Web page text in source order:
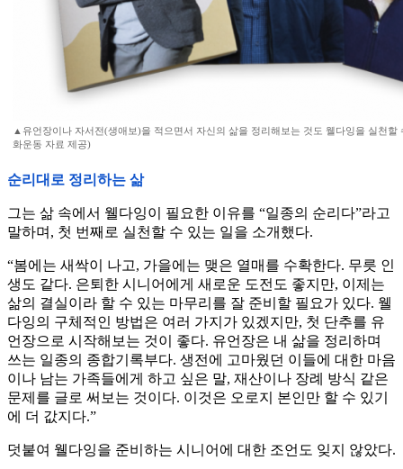
▲유언장이나 자서전(생애보)을 적으면서 자신의 삶을 정리해보는 것도 웰다잉을 실천할
화운동 자료 제공)
순리대로 정리하는 삶
그는 삶 속에서 웰다잉이 필요한 이유를 “일종의 순리다”라고
말하며, 첫 번째로 실천할 수 있는 일을 소개했다.
“봄에는 새싹이 나고, 가을에는 맺은 열매를 수확한다. 무릇 인
생도 같다. 은퇴한 시니어에게 새로운 도전도 좋지만, 이제는
삶의 결실이라 할 수 있는 마무리를 잘 준비할 필요가 있다. 웰
다잉의 구체적인 방법은 여러 가지가 있겠지만, 첫 단추를 유
언장으로 시작해보는 것이 좋다. 유언장은 내 삶을 정리하며
쓰는 일종의 종합기록부다. 생전에 고마웠던 이들에 대한 마음
이나 남는 가족들에게 하고 싶은 말, 재산이나 장례 방식 같은
문제를 글로 써보는 것이다. 이것은 오로지 본인만 할 수 있기
에 더 값지다.”
덧붙여 웰다잉을 준비하는 시니어에 대한 조언도 잊지 않았다.